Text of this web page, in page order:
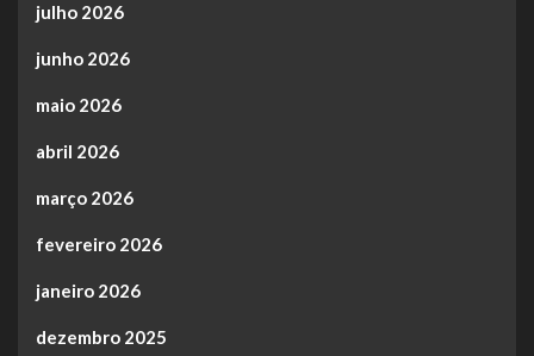
julho 2026
junho 2026
maio 2026
abril 2026
março 2026
fevereiro 2026
janeiro 2026
dezembro 2025